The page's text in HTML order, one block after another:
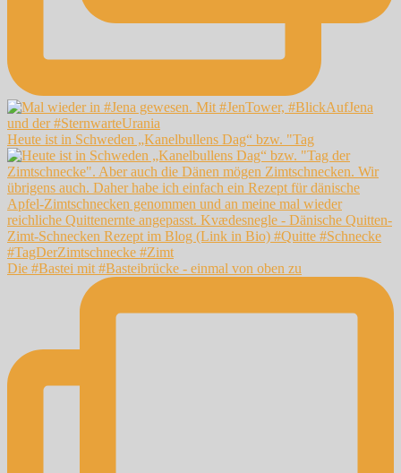
Heute ist in Schweden „Kanelbullens Dag“ bzw. "Tag
Die #Bastei mit #Basteibrücke - einmal von oben zu